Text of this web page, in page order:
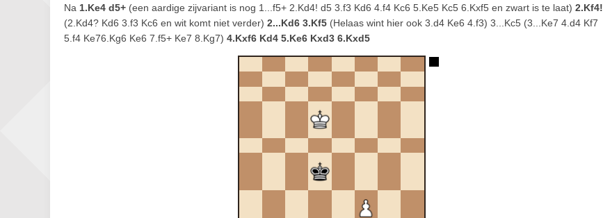
Na 1.Ke4 d5+ (een aardige zijvariant is nog 1...f5+ 2.Kd4! d5 3.f3 Kd6 4.f4 Kc6 5.Ke5 Kc5 6.Kxf5 en zwart is te laat) 2.Kf4!
(2.Kd4? Kd6 3.f3 Kc6 en wit komt niet verder) 2...Kd6 3.Kf5 (Helaas wint hier ook 3.d4 Ke6 4.f3) 3...Kc5 (3...Ke7 4.d4 Kf7
5.f4 Ke76.Kg6 Ke6 7.f5+ Ke7 8.Kg7) 4.Kxf6 Kd4 5.Ke6 Kxd3 6.Kxd5